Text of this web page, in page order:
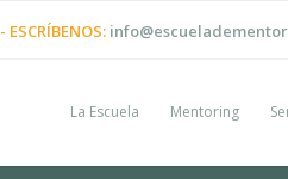
- ESCRÍBENOS:
La Escuela Mentoring